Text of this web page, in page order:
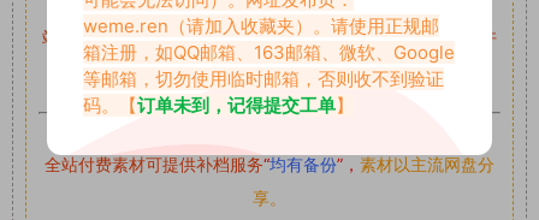
站内资源为网友个人学习或测试研究使用，未经原版权作者许
可,禁止用于任何商业途径！请在下载24小时内删除！
全站付费素材可提供补档服务“均有备份”， 素材以主流网盘分
享。
weme.ren （请加入收藏夹）。请使用正规邮
箱注册，如QQ邮箱、163邮箱、微软、Google
等邮箱，切勿使用临时邮箱，否则收不到验证
码。【订单未到，记得提交工单】